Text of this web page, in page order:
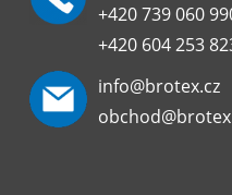
+420 739 060
+420 604 253
info@brotex.cz